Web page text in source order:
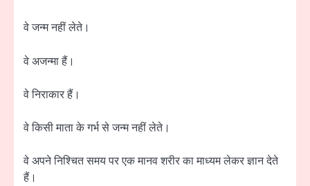
वे जन्म नहीं लेते।
वे अजन्मा हैं।
वे निराकार हैं।
वे किसी माता के गर्भ से जन्म नहीं लेते।
वे अपने निश्चित समय पर एक मानव शरीर का माध्यम लेकर ज्ञान देते
हैं।